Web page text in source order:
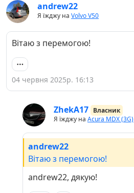
andrew22
Я їжджу на Volvo V50
Вітаю з перемогою!
04 червня 2025р. 16:13
ZhekA17 Власник
Я їжджу на Acura MDX (3G)
andrew22
Вітаю з перемогою!
andrew22, дякую!